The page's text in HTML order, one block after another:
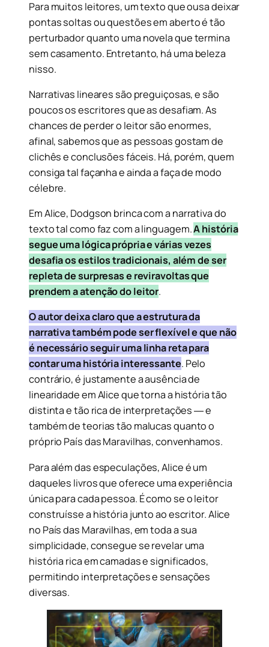
Para muitos leitores, um texto que ousa deixar
pontas soltas ou questões em aberto é tão
perturbador quanto uma novela que termina
sem casamento. Entretanto, há uma beleza
nisso.
Narrativas lineares são preguiçosas, e são
poucos os escritores que as desafiam. As
chances de perder o leitor são enormes,
afinal, sabemos que as pessoas gostam de
clichês e conclusões fáceis. Há, porém, quem
consiga tal façanha e ainda a faça de modo
célebre.
Em Alice, Dodgson brinca com a narrativa do
texto tal como faz com a linguagem.A história
segue uma lógica própria e várias vezes
desafia os estilos tradicionais, além de ser
repleta de surpresas e reviravoltas que
prendem a atenção do leitor.
O autor deixa claro que a estrutura da
narrativa também pode ser flexível e que não
é necessário seguir uma linha reta para
contar uma história interessante. Pelo
contrário, é justamente a ausência de
linearidade em Alice que torna a história tão
distinta e tão rica de interpretações ― e
também de teorias tão malucas quanto o
próprio País das Maravilhas, convenhamos.
Para além das especulações, Alice é um
daqueles livros que oferece uma experiência
única para cada pessoa. É como se o leitor
construísse a história junto ao escritor. Alice
no País das Maravilhas, em toda a sua
simplicidade, consegue se revelar uma
história rica em camadas e significados,
permitindo interpretações e sensações
diversas.